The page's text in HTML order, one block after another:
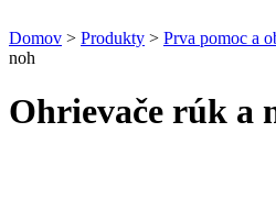
Domov > Produkty > Prva pomoc a
noh
Ohrievače rúk a